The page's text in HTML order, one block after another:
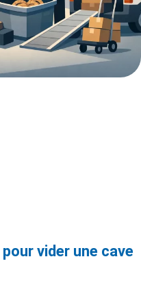
vider une cave